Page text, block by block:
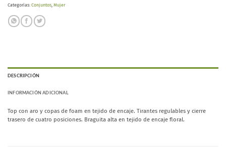
Categorías: Conjuntos Mujer
DESCRIPCIÓN
INFORMACIÓN ADICIONAL
Top con aro y copas de foam en tejido de encaje. Tirantes regulables y cierre
trasero de cuatro posiciones. Braguita alta en tejido de encaje floral.